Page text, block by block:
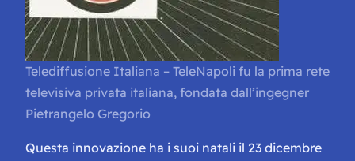
Telediffusione Italiana – TeleNapoli fu la prima rete
televisiva privata italiana, fondata dall’ingegner
Pietrangelo Gregorio
Questa innovazione ha i suoi natali il 23 dicembre